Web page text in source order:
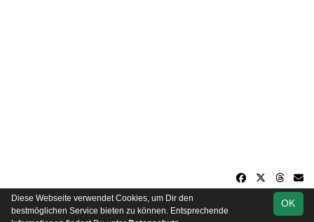
soccero.de
© 2006 - 2026
OK
Diese Webseite verwendet Cookies, um Dir den
bestmöglichen Service bieten zu können. Entsprechende